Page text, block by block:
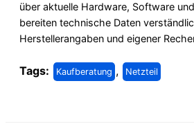
über aktuelle Hardware, Software
bereiten technische Daten
Herstellerangaben und eigener
Tags: Kaufberatung , Netzteil